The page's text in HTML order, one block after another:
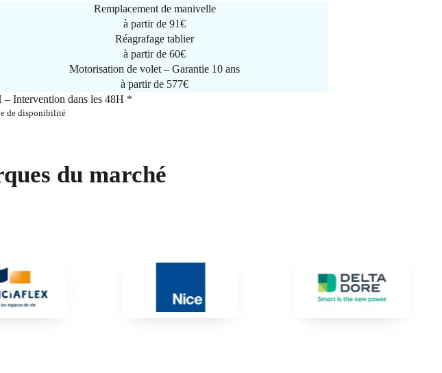
Remplacement de manivelle
à partir de91€
Réagrafage tablier
à partir de60€
Motorisation de volet – Garantie 10 ans
à partir de 577€
Intervention dans les 48H *
de disponibilité
du marché